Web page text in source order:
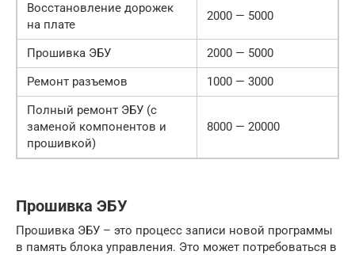
Восстановление дорожек
на плате
2000 — 5000
Прошивка ЭБУ
2000 — 5000
Ремонт разъемов
1000 — 3000
Полный ремонт ЭБУ (с
заменой компонентов и
прошивкой)
8000 — 20000
Прошивка ЭБУ
Прошивка ЭБУ – это процесс записи новой программы
в память блока управления. Это может потребоваться в